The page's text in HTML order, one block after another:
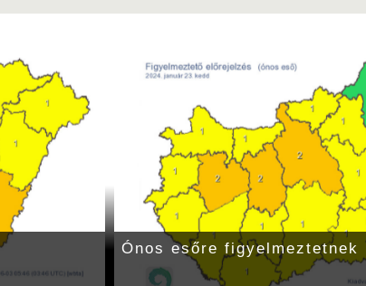
Ónos esőre figyelmeztetnek